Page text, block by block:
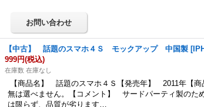
【中古】 話題のスマホ４Ｓ モックアップ 中国製 [
999円(税込)
在庫数 在庫なし
【商品名】 話題のスマホ４Ｓ【発売年】 2011年【
無は選べません。【コメント】 サードパーティ製のた
は限らず、品質が劣ります…